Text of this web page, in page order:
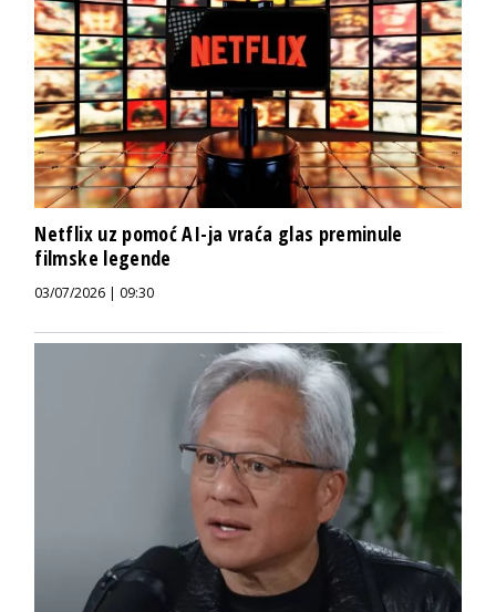
Netflix uz pomoć AI-ja vraća glas preminule
filmske legende
03/07/2026 | 09:30